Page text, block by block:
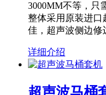
3000MM不等，只
整体采用原装进口
佳，超声波侧边修
详细介绍